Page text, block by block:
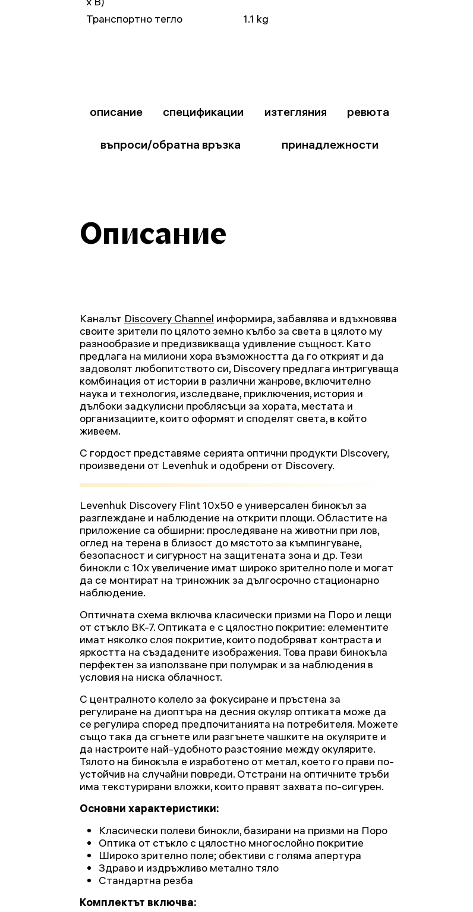
Транспортно тегло 1.1 kg
описание спецификации изтегляния ревюта
въпроси/обратна връзка принадлежности
Описание
Каналът Discovery Channel информира, забавлява и вдъхновява
своите зрители по цялото земно кълбо за света в цялото му
разнообразие и предизвикваща удивление същност. Като
предлага на милиони хора възможността да го открият и да
задоволят любопитството си, Discovery предлага интригуваща
комбинация от истории в различни жанрове, включително
наука и технология, изследване, приключения, история и
дълбоки задкулисни проблясъци за хората, местата и
организациите, които оформят и споделят света, в който
живеем.
С гордост представяме серията оптични продукти Discovery,
произведени от Levenhuk и одобрени от Discovery.
Levenhuk Discovery Flint 10x50 е универсален бинокъл за
разглеждане и наблюдение на открити площи. Областите на
приложение са обширни: проследяване на животни при лов,
оглед на терена в близост до мястото за къмпингуване,
безопасност и сигурност на защитената зона и др. Тези
бинокли с 10x увеличение имат широко зрително поле и могат
да се монтират на триножник за дългосрочно стационарно
наблюдение.
Оптичната схема включва класически призми на Поро и лещи
от стъкло BK-7. Оптиката е с цялостно покритие: елементите
имат няколко слоя покритие, които подобряват контраста и
яркостта на създадените изображения. Това прави бинокъла
перфектен за използване при полумрак и за наблюдения в
условия на ниска облачност.
С централното колело за фокусиране и пръстена за
регулиране на диоптъра на десния окуляр оптиката може да
се регулира според предпочитанията на потребителя. Можете
също така да сгънете или разгънете чашките на окулярите и
да настроите най-удобното разстояние между окулярите.
Тялото на бинокъла е изработено от метал, което го прави по-
устойчив на случайни повреди. Отстрани на оптичните тръби
има текстурирани вложки, които правят захвата по-сигурен.
Основни характеристики:
Класически полеви бинокли, базирани на призми на Поро
Оптика от стъкло с цялостно многослойно покритие
Широко зрително поле; обективи с голяма апертура
Здраво и издръжливо метално тяло
Стандартна резба
Комплектът включва: